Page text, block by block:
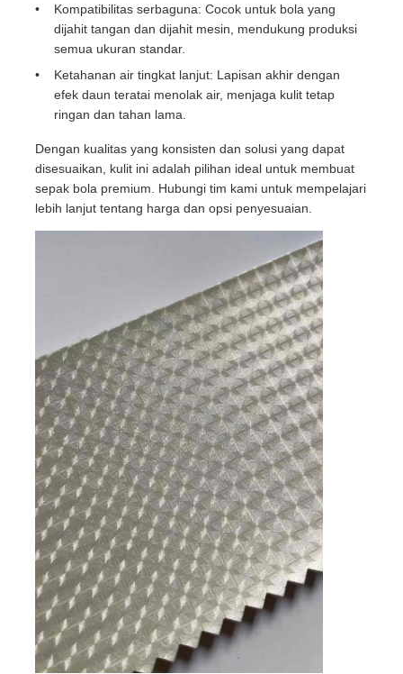
Rumah
Produk
Tentang Kami
Tur Pabrik
Kontrol Kualitas
Hubungi Kami
Berita
Kasus
Bahan kulit sofa
Kompatibilitas serbaguna: Cocok untuk bola yang
dijahit tangan dan dijahit mesin, mendukung produksi
semua ukuran standar.
Ketahanan air tingkat lanjut: Lapisan akhir dengan
efek daun teratai menolak air, menjaga kulit tetap
ringan dan tahan lama.
Dengan kualitas yang konsisten dan solusi yang dapat
disesuaikan, kulit ini adalah pilihan ideal untuk membuat
sepak bola premium. Hubungi tim kami untuk mempelajari
lebih lanjut tentang harga dan opsi penyesuaian.